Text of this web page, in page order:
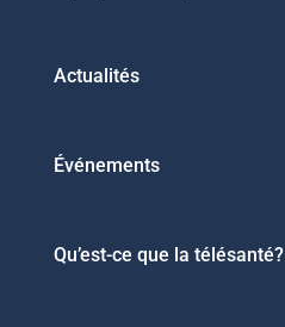
Actualités
Événements
Qu’est-ce que la télésanté?